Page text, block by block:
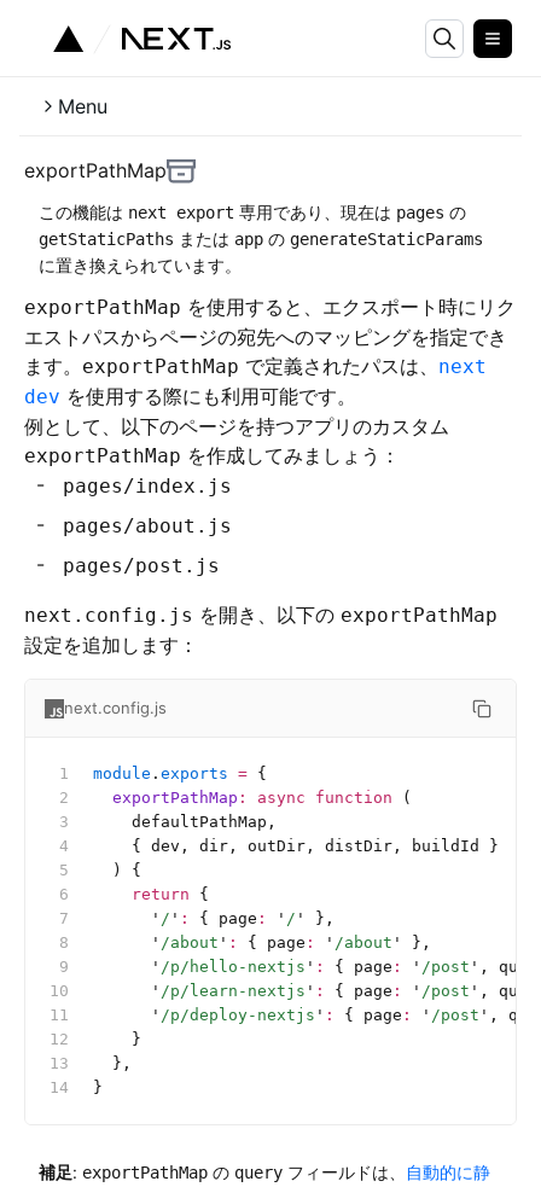
Menu
exportPathMap
この機能は next export 専用であり、現在は pages の
getStaticPaths または app の generateStaticParams
に置き換えられています。
exportPathMap を使用すると、エクスポート時にリク
エストパスからページの宛先へのマッピングを指定でき
ます。 exportPathMap で定義されたパスは、 next
dev を使用する際にも利用可能です。
例として、以下のページを持つアプリのカスタム
exportPathMap を作成してみましょう：
pages/index.js
pages/about.js
pages/post.js
next.config.js を開き、以下の exportPathMap
設定を追加します：
next.config.js
module . exports = {
  exportPathMap
: async function (
    defaultPathMap,
    { dev, dir, outDir, distDir, buildId }
  ) {
    return
{
      '
/ ' : { page : ' / '
},
      '
/about ' : { page : ' /about '
},
      '
/p/hello-nextjs ' : { page : ' /post ' ,
      '
/p/learn-nextjs ' : { page : ' /post ' ,
      '
/p/deploy-nextjs ' : { page : ' /post ' ,
    }
  },
}
補足: exportPathMap の query フィールドは、
自動的に静